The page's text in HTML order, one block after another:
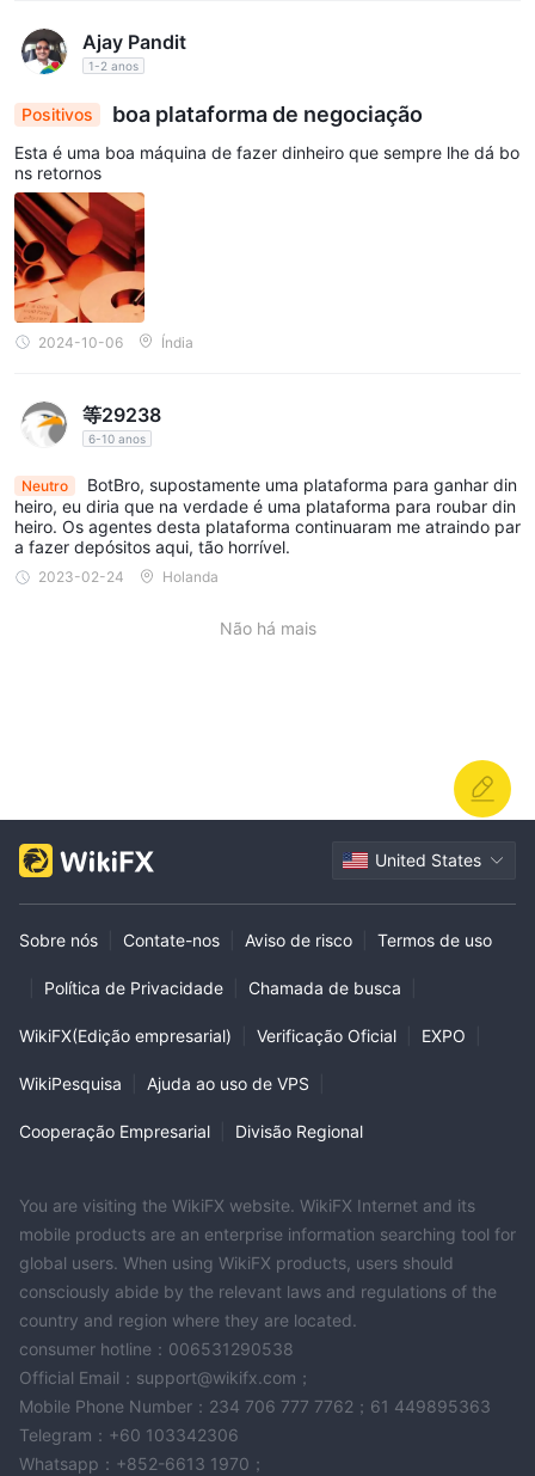
Ajay Pandit
1-2 anos
Positivos boa plataforma de negociação
Esta é uma boa máquina de fazer dinheiro que sempre lhe dá bo
ns retornos
2024-10-06 Índia
等29238
6-10 anos
Neutro
BotBro, supostamente uma plataforma para ganhar din
heiro, eu diria que na verdade é uma plataforma para roubar din
heiro. Os agentes desta plataforma continuaram me atraindo par
a fazer depósitos aqui, tão horrível.
2023-02-24 Holanda
Não há mais
United States
Sobre nós Contate-nos Aviso de risco Termos de uso
Política de Privacidade Chamada de busca
WikiFX(Edição empresarial) Verificação Oficial EXPO
WikiPesquisa Ajuda ao uso de VPS
Cooperação Empresarial Divisão Regional
You are visiting the WikiFX website. WikiFX Internet and its
mobile products are an enterprise information searching tool for
global users. When using WikiFX products, users should
consciously abide by the relevant laws and regulations of the
country and region where they are located.
consumer hotline：006531290538
Official Email：support@wikifx.com；
Mobile Phone Number：234 706 777 7762；61 449895363
Telegram：+60 103342306
Whatsapp：+852-6613 1970；